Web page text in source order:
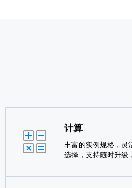
计算
丰富的实例规格，灵
选择，支持随时升级